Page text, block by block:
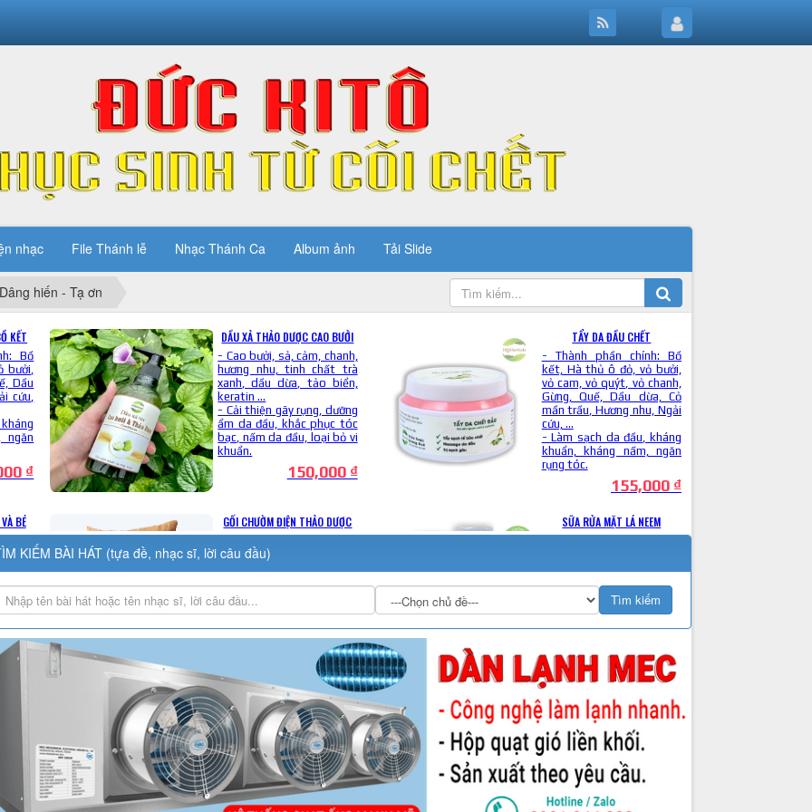
nhạc File Thánh lễ Nhạc Thánh Ca Album ảnh Tải Slide
Dâng hiến - Tạ ơn
KIẾM BÀI HÁT (tựa đề, nhạc sĩ, lời câu đầu)